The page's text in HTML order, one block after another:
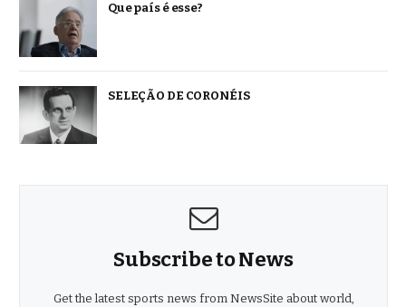
Que país é esse?
SELEÇÃO DE CORONÉIS
Subscribe to News
Get the latest sports news from NewsSite about world,